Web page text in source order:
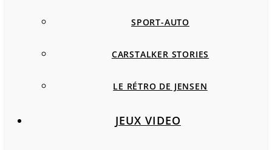
SPORT-AUTO
CARSTALKER STORIES
LE RÉTRO DE JENSEN
JEUX VIDEO